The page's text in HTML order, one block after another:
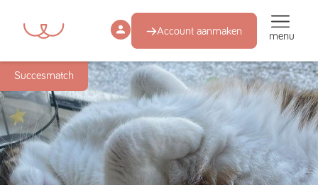
Account aanmaken menu
Succesmatch